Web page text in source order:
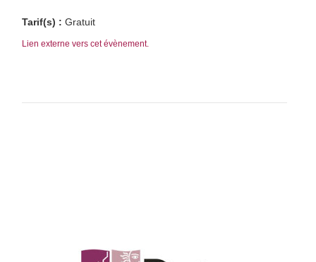
Tarif(s) : Gratuit
Lien externe vers cet évènement.